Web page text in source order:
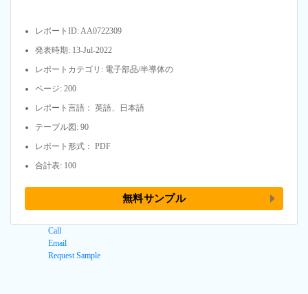
レポートID: AA0722309
発表時期: 13-Jul-2022
レポートカテゴリ: 電子部品/半導体の
ページ: 200
レポート言語： 英語、日本語
テーブル図: 90
レポート形式： PDF
合計表: 100
無料サンプル
Call
Email
Request Sample